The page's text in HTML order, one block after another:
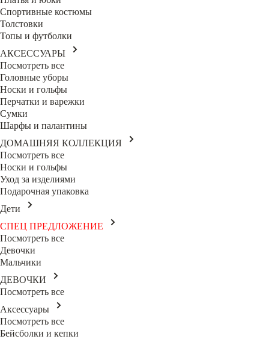
Спортивные костюмы
Толстовки
Топы и футболки
АКСЕССУАРЫ
Посмотреть все
Головные уборы
Носки и гольфы
Перчатки и варежки
Сумки
Шарфы и палантины
ДОМАШНЯЯ КОЛЛЕКЦИЯ
Посмотреть все
Носки и гольфы
Уход за изделиями
Подарочная упаковка
Дети
СПЕЦ ПРЕДЛОЖЕНИЕ
Посмотреть все
Девочки
Мальчики
ДЕВОЧКИ
Посмотреть все
Аксессуары
Посмотреть все
Бейсболки и кепки